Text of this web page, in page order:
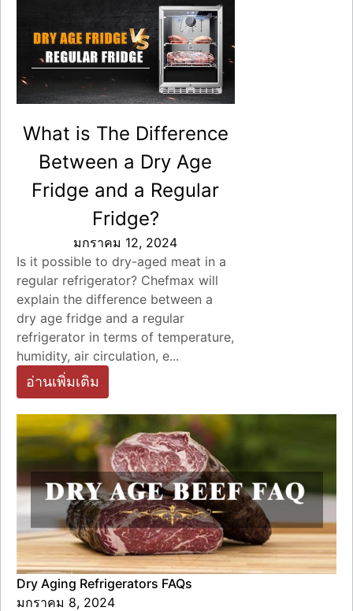
What is The Difference
Between a Dry Age
Fridge and a Regular
Fridge?
มกราคม 12, 2024
Is it possible to dry-aged meat in a
regular refrigerator? Chefmax will
explain the difference between a
dry age fridge and a regular
refrigerator in terms of temperature,
humidity, air circulation, e...
อ่านเพิ่มเติม
Dry Aging Refrigerators FAQs
มกราคม 8, 2024